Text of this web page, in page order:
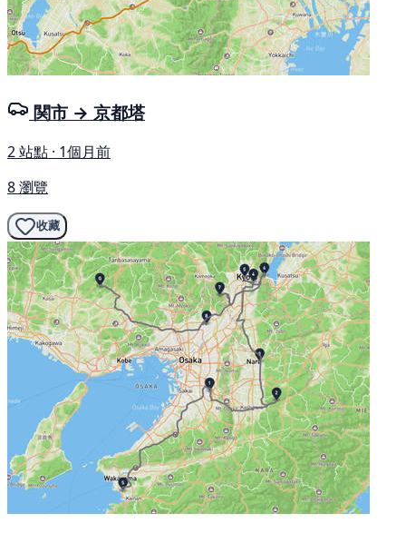
関市 → 京都塔
2 站點 · 1個月前
8 瀏覽
收藏